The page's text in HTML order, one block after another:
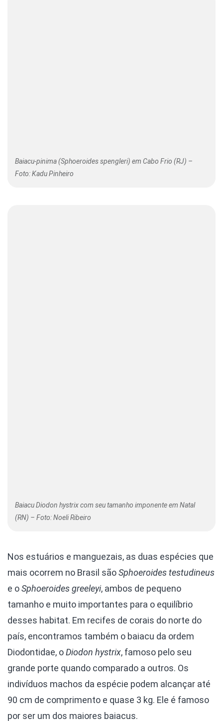
Baiacu-pinima (Sphoeroides spengleri) em Cabo Frio (RJ) –
Foto: Kadu Pinheiro
Baiacu Diodon hystrix com seu tamanho imponente em Natal
(RN) – Foto: Noeli Ribeiro
Nos estuários e manguezais, as duas espécies que
mais ocorrem no Brasil sãoSphoeroides testudineus
e oSphoeroides greeleyi, ambos de pequeno
tamanho e muito importantes para o equilíbrio
desses habitat. Em recifes de corais do norte do
país, encontramos também o baiacu da ordem
Diodontidae, oDiodon hystrix, famoso pelo seu
grande porte quando comparado a outros. Os
indivíduos machos da espécie podem alcançar até
90 cm de comprimento e quase 3 kg. Ele é famoso
por ser um dos maiores baiacus.